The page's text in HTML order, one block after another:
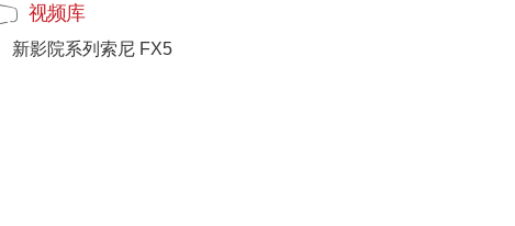
视频库
新影院系列索尼 FX5